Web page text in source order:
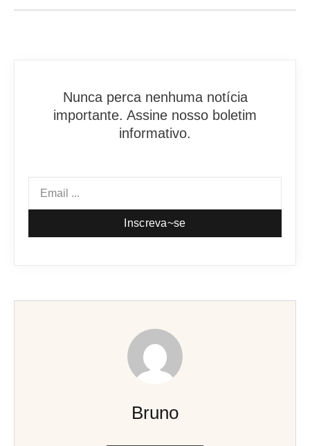
Nunca perca nenhuma notícia
importante. Assine nosso boletim
informativo.
Inscreva~se
Bruno